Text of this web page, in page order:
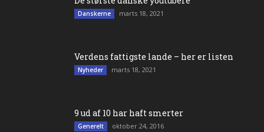
Danskerne marts 18, 2021
Verdens fattigste lande – her er listen
Nyheder marts 18, 2021
9 ud af 10 har haft smerter
Generelt oktober 24, 2016